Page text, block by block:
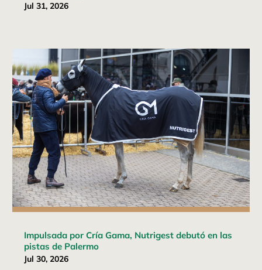
Jul 31, 2026
Impulsada por Cría Gama, Nutrigest debutó en las
pistas de Palermo
Jul 30, 2026